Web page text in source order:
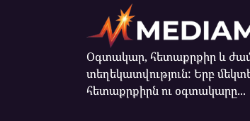
Օգտակար, հետաքրքիր և
տեղեկատվություն: Երբ
հետաքրքիրն ու օգտակարը...